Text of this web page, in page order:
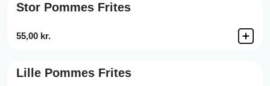
Stor Pommes Frites
55,00 kr.
Lille Pommes Frites